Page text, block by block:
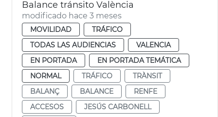
Balance tránsito València
modificado hace 3 meses
MOVILIDAD
TRÁFICO
TODAS LAS AUDIENCIAS
VALENCIA
EN PORTADA
EN PORTADA TEMÁTICA
NORMAL
TRÁFICO
TRÀNSIT
BALANÇ
BALANCE
RENFE
ACCESOS
JESÚS CARBONELL